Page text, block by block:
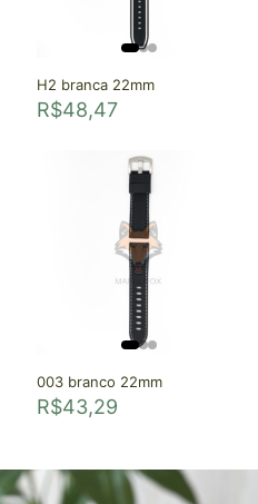
H2 branca 22mm
R$48,47
003 branco 22mm
R$43,29